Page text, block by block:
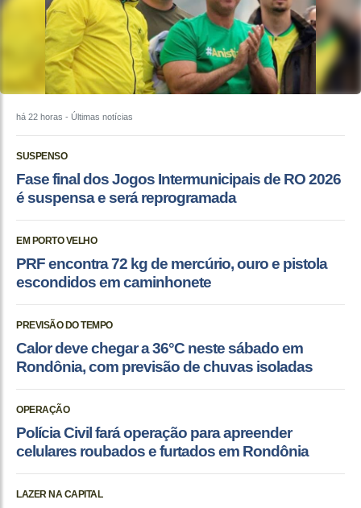
há 22 horas - Últimas notícias
SUSPENSO
Fase final dos Jogos Intermunicipais de RO 2026
é suspensa e será reprogramada
EM PORTO VELHO
PRF encontra 72 kg de mercúrio, ouro e pistola
escondidos em caminhonete
PREVISÃO DO TEMPO
Calor deve chegar a 36°C neste sábado em
Rondônia, com previsão de chuvas isoladas
OPERAÇÃO
Polícia Civil fará operação para apreender
celulares roubados e furtados em Rondônia
LAZER NA CAPITAL